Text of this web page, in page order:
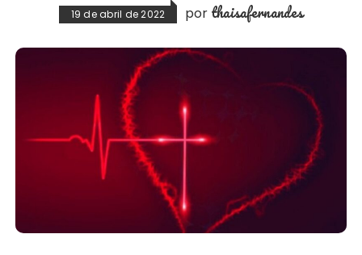
19 de abril de 2022 por thaisafernandes